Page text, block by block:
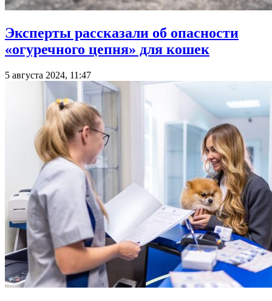
Эксперты рассказали об опасности
«огуречного цепня» для кошек
5 августа 2024, 11:47